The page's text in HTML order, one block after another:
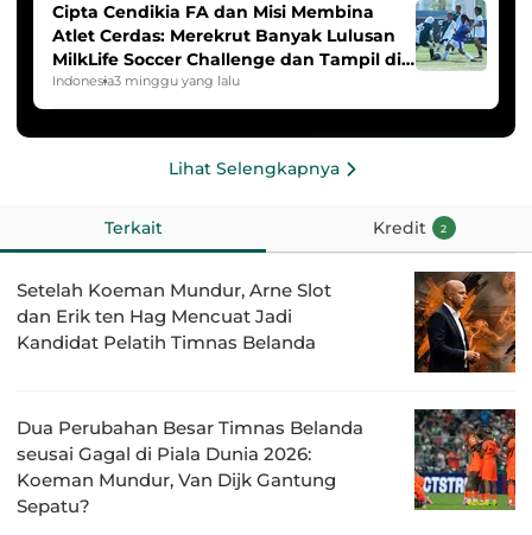
Cipta Cendikia FA dan Misi Membina
Atlet Cerdas: Merekrut Banyak Lulusan
MilkLife Soccer Challenge dan Tampil di
HYDROPLUS Soccer League
Indonesia3 minggu yang lalu
Lihat Selengkapnya
Terkait Kredit 2
Setelah Koeman Mundur, Arne Slot
dan Erik ten Hag Mencuat Jadi
Kandidat Pelatih Timnas Belanda
Dua Perubahan Besar Timnas Belanda
seusai Gagal di Piala Dunia 2026:
Koeman Mundur, Van Dijk Gantung
Sepatu?